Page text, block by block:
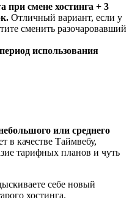
при смене хостинга + 3
Отличный вариант, если у
сменить разочаровавший
использования
или среднего
в качестве Таймвебу,
тарифных планов и чуть
себе новый
хостинга.